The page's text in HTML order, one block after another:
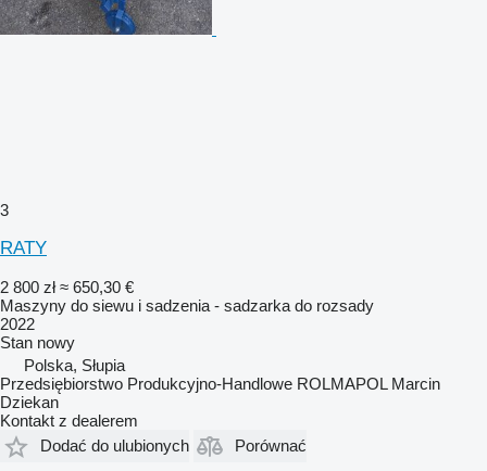
3
RATY
2 800 zł ≈ 650,30 €
Maszyny do siewu i sadzenia - sadzarka do rozsady
2022
Stan nowy
Polska, Słupia
Przedsiębiorstwo Produkcyjno-Handlowe ROLMAPOL Marcin
Dziekan
Kontakt z dealerem
Dodać do ulubionych
Porównać